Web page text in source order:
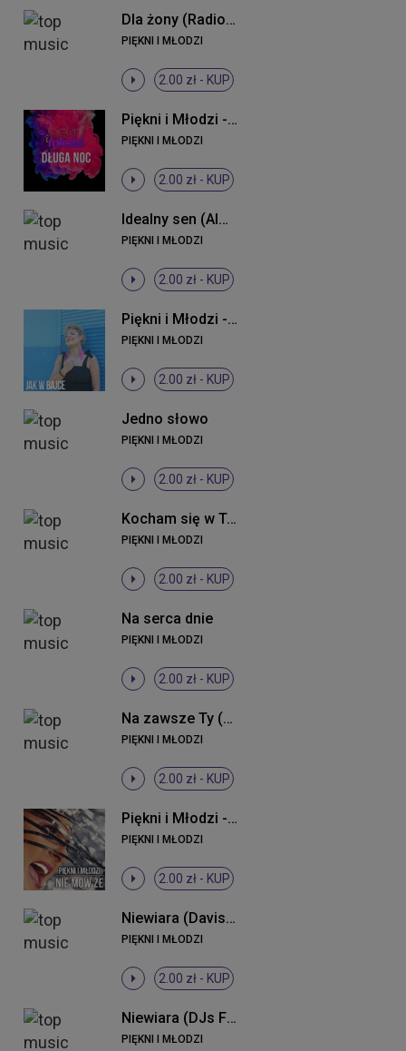
Dla żony (Radio Edit)
PIĘKNI I MŁODZI
2.00 zł - KUP
Piękni i Młodzi - Długa noc ((Original Mix))
PIĘKNI I MŁODZI
2.00 zł - KUP
Idealny sen (Almomban) (Radio Edit)
PIĘKNI I MŁODZI
2.00 zł - KUP
Piękni i Młodzi - Jak w bajce (ti amo) (Radio Edit)
PIĘKNI I MŁODZI
2.00 zł - KUP
Jedno słowo
PIĘKNI I MŁODZI
2.00 zł - KUP
Kocham się w Tobie
PIĘKNI I MŁODZI
2.00 zł - KUP
Na serca dnie
PIĘKNI I MŁODZI
2.00 zł - KUP
Na zawsze Ty (Radio Edit)
PIĘKNI I MŁODZI
2.00 zł - KUP
Piękni i Młodzi - Nie mów że (Radio Edit)
PIĘKNI I MŁODZI
2.00 zł - KUP
Niewiara (Davis Remix)
PIĘKNI I MŁODZI
2.00 zł - KUP
Niewiara (DJs From Lukow Remix)
PIĘKNI I MŁODZI